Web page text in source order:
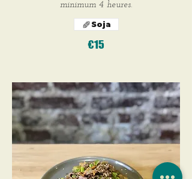
minimum 4 heures.
€15
Soja